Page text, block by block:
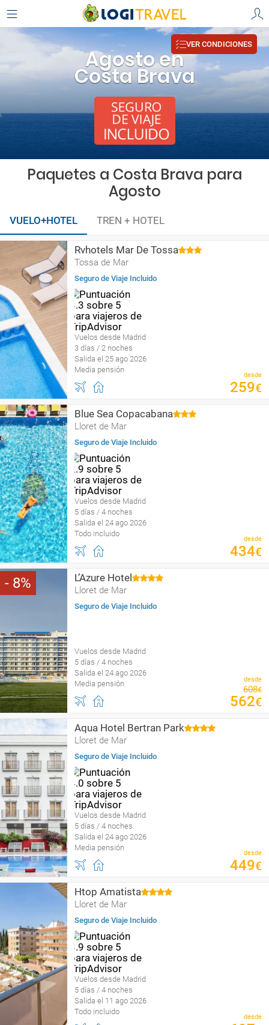
Agosto en
Costa Brava
VER CONDICIONES
Paquetes a Costa Brava para
Agosto
VUELO+HOTEL TREN + HOTEL
Rvhotels Mar De Tossa
Tossa de Mar
Seguro de Viaje Incluido
Vuelos desde Madrid
3 días / 2 noches
Salida el 25 ago 2026
Media pensión
desde
259€
Blue Sea Copacabana
Lloret de Mar
Seguro de Viaje Incluido
Vuelos desde Madrid
5 días / 4 noches
Salida el 24 ago 2026
Todo incluido
desde
434€
8 L’Azure Hotel
Lloret de Mar
Seguro de Viaje Incluido
Vuelos desde Madrid
5 días / 4 noches
Salida el 24 ago 2026
Media pensión
desde
608€
562€
Aqua Hotel Bertran Park
Lloret de Mar
Seguro de Viaje Incluido
Vuelos desde Madrid
5 días / 4 noches
Salida el 24 ago 2026
Media pensión
desde
449€
Htop Amatista
Lloret de Mar
Seguro de Viaje Incluido
Vuelos desde Madrid
5 días / 4 noches
Salida el 11 ago 2026
Todo incluido
desde